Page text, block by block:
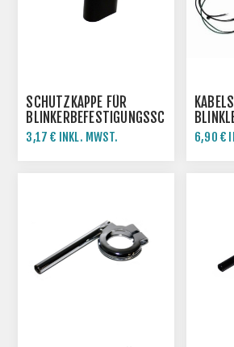
SCHUTZKAPPE FÜR
BLINKERBEFESTIGUNGSSCHELLE
SIMSON MZ
3,17 € INKL. MWST.
-VORN
6,90 €